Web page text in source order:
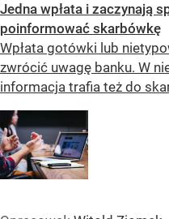
Jedna wpłata i zaczynają
poinformować skarbówkę
Wpłata gotówki lub
zwrócić uwagę banku. W
informacja trafia też do